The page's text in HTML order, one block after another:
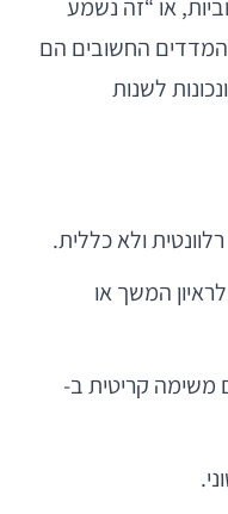
או “זה נשמע
החשובים הם
לשנות
ולא כללית.
המשך או
קריטית ב-